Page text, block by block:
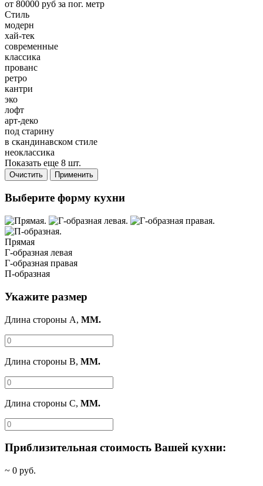
от 80000 руб за пог. метр
Стиль
модерн
хай-тек
современные
классика
прованс
ретро
кантри
эко
лофт
арт-деко
под старину
в скандинавском стиле
неоклассика
Показать еще 8 шт.
Очистить Применить
Выберите форму кухни
Прямая
Г-образная левая
Г-образная правая
П-образная
Укажите размер
Длина стороны A, ММ.
Длина стороны B, ММ.
Длина стороны C, ММ.
Приблизительная стоимость Вашей кухни:
~ 0 руб.